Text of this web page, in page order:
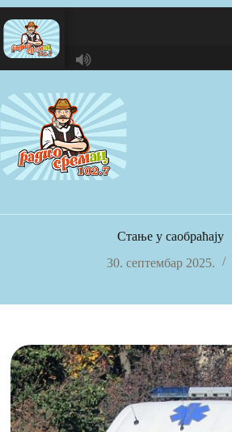
Skip
to
content
C
A
S
T
.
N
Стање у саобраћају
30. септембар 2025.